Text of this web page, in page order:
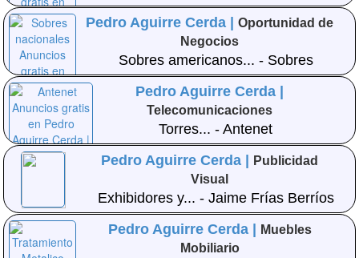
Pedro Aguirre Cerda |Oportunidad de
Negocios
Sobres americanos... - Sobres
Nacionales
Pedro Aguirre Cerda |
Telecomunicaciones
Torres... - Antenet
Pedro Aguirre Cerda |
Publicidad
Visual
Exhibidores y... - Jaime Frías Berríos
Pedro Aguirre Cerda |
Muebles
Mobiliario